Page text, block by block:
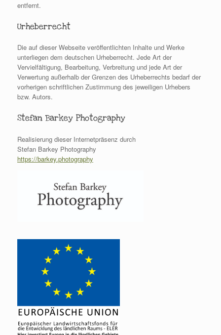
entfernt.
Urheberrecht
Die auf dieser Webseite veröffentlichten Inhalte und Werke
unterliegen dem deutschen Urheberrecht. Jede Art der
Vervielfältigung, Bearbeitung, Verbreitung und jede Art der
Verwertung außerhalb der Grenzen des Urheberrechts bedarf der
vorherigen schriftlichen Zustimmung des jeweiligen Urhebers
bzw. Autors.
Stefan Barkey Photography
Realisierung dieser Internetpräsenz durch
Stefan Barkey Photography
https://barkey.photography